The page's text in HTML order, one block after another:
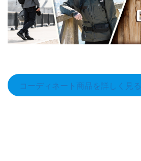
コーディネート商品を詳しく見る